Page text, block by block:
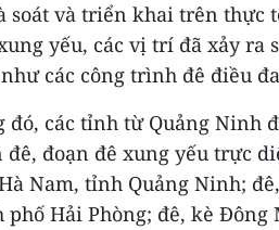
soát và triển khai trên thực
yếu, các vị trí đã xảy ra
các công trình đê điều
đó, các tỉnh từ Quảng Ninh
đê, đoạn đê xung yếu trực
Nam, tỉnh Quảng Ninh;
phố Hải Phòng; đê, kè